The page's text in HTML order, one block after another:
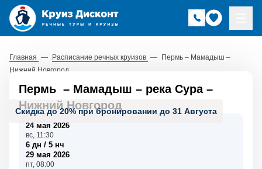
Главная — Расписание речных круизов — Пермь – Мамадыш –
Нижний Новгород
Скидка до 20% при бронировании до 31 Августа
Пермь – Мамадыш – река Сура–
Нижний Новгород
24 мая 2026
вс, 11:30
6 дн / 5 нч
29 мая 2026
пт, 08:00